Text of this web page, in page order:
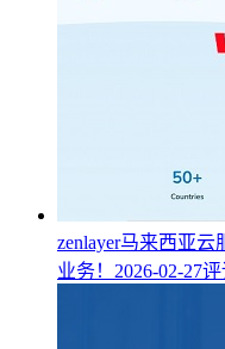
zenlayer马来西亚
业务！ 2026-02-27评